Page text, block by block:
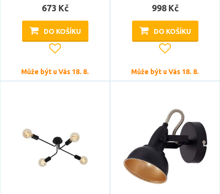
Napětí / napájení
220-240V
Barva světla
studená denní bílá
teplá bílá
673 Kč
DO KOŠÍKU
Může být u Vás 18. 8.
998 Kč
DO KOŠÍKU
Může být u Vás 18. 8.